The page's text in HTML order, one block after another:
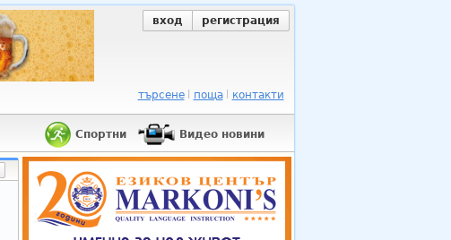
вход регистрация
търсене поща контакти
Спортни Видео новини